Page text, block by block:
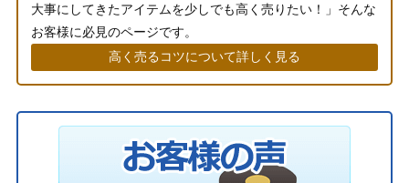
大事にしてきたアイテムを少しでも高く売りたい！」そんな
お客様に必見のページです。
高く売るコツについて詳しく見る